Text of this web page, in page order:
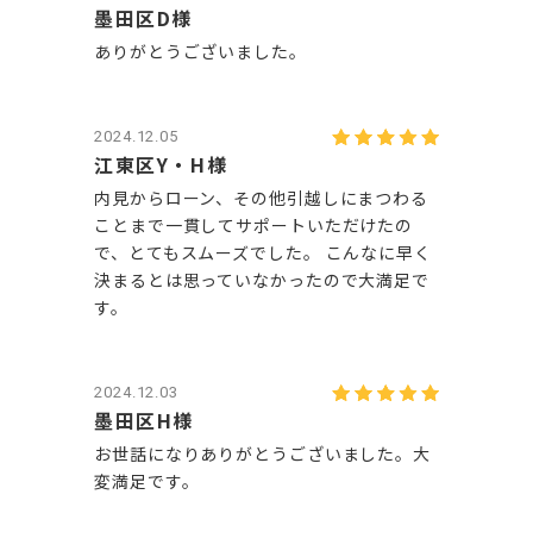
墨田区D様
ありがとうございました。
2024.12.05
江東区Y・H様
内見からローン、その他引越しにまつわる
ことまで一貫してサポートいただけたの
で、とてもスムーズでした。 こんなに早く
決まるとは思っていなかったので大満足で
す。
2024.12.03
墨田区H様
お世話になりありがとうございました。大
変満足です。